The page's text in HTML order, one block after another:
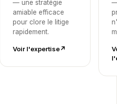
— une stratégie
amiable efficace
pour clore le litige
rapidement.
Voir l'expertise↗︎
—